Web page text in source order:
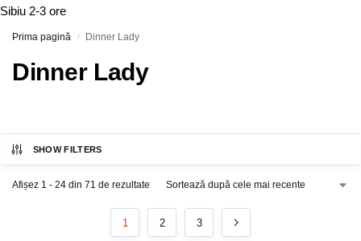
Sibiu 2-3 ore
Prima pagină / Dinner Lady
Dinner Lady
SHOW FILTERS
Afișez 1 - 24 din 71 de rezultate
1 2 3